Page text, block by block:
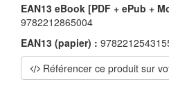
EAN13 eBook [PDF + ePub +
9782212865004
EAN13 (papier) :
Référencer ce produit sur